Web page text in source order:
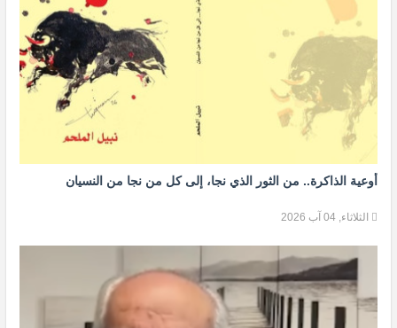
أوعية الذاكرة.. من الثور الذي نجا، إلى كل من نجا من النسيان
الثلاثاء, 04 آب 2026